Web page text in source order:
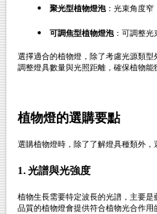
聚光型植物燈泡：光束角度窄
可調焦型植物燈泡：可調整光
選擇適合的植物燈，除了考慮光源類
調整燈具數量與光照距離，確保植物能
植物燈的選購要點
選購植物燈時，除了了解燈具種類外，
1. 光譜與光強度
植物生長需要特定波長的光譜，主要
品質的植物燈會提供符合植物光合作